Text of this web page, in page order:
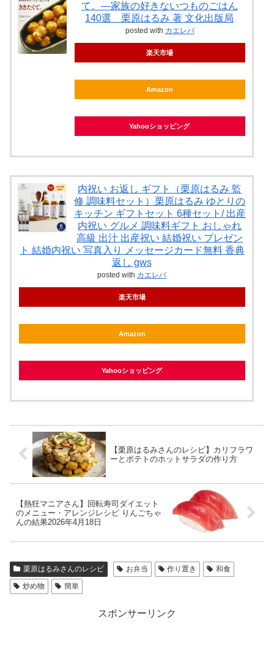
て。—家族の好きないつものごはん
140選 栗原はるみ 著 文化出版局
posted with カエレバ
楽天市場
Amazon
Yahooショッピング
内祝い お返し ギフト（栗原はるみ 監
修 調味料セット）栗原はるみ ゆとりの
キッチン ギフトセット 6種セット/ 出産
内祝い グルメ 調味料ギフト おしゃれ
高級 出汁 出産祝い 結婚祝い プレゼン
ト 結婚内祝い 写真入り メッセージカード無料 香典
返し gws
posted with カエレバ
楽天市場
Amazon
Yahooショッピング
【栗原はるみさんのレシピ】カリフラワ
ーとポテトのホットサラダの作り方
【熱狂マニアさん】回転寿司ダイエット
のメニュー・アレンジレシピ りんごちゃ
んの結果2026年4月18日
栗原はるみさんのレシピ お弁当 作り置き
和食
炒め物
簡単
スポンサーリンク